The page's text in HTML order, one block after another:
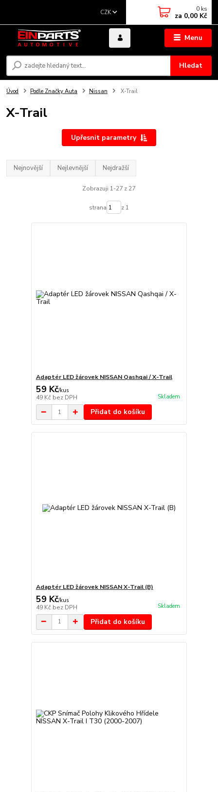
Menu
CZK
Hledat
0 ks
za 0,00 Kč
Úvod Podle Značky Auta Nissan X-Trail
X-Trail
Upřesnit parametry
Nejnovější Nejlevnější Nejdražší
Zobrazuji 1-27 z 27
strana z 1
Adaptér LED žárovek NISSAN Qashqai / X-Trail
59 Kč/kus
49 Kč bez DPH Skladem
Přidat do košíku
Adaptér LED žárovek NISSAN X-Trail (B)
59 Kč/kus
49 Kč bez DPH Skladem
Přidat do košíku